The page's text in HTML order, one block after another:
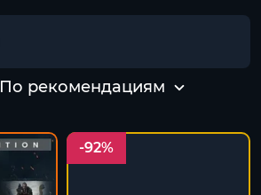
По рекомендациям
-92%